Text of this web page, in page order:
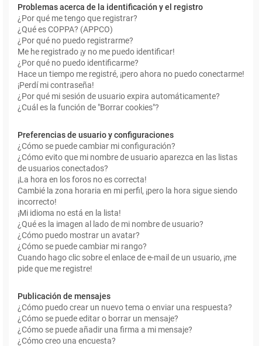
Problemas acerca de la identificación y el registro
¿Por qué me tengo que registrar?
¿Qué es COPPA? (APPCO)
¿Por qué no puedo registrarme?
Me he registrado ¡y no me puedo identificar!
¿Por qué no puedo identificarme?
Hace un tiempo me registré, ¡pero ahora no puedo conectarme!
¡Perdí mi contraseña!
¿Por qué mi sesión de usuario expira automáticamente?
¿Cuál es la función de "Borrar cookies"?
Preferencias de usuario y configuraciones
¿Cómo se puede cambiar mi configuración?
¿Cómo evito que mi nombre de usuario aparezca en las listas
de usuarios conectados?
¡La hora en los foros no es correcta!
Cambié la zona horaria en mi perfil, ¡pero la hora sigue siendo
incorrecto!
¡Mi idioma no está en la lista!
¿Qué es la imagen al lado de mi nombre de usuario?
¿Cómo puedo mostrar un avatar?
¿Cómo se puede cambiar mi rango?
Cuando hago clic sobre el enlace de e-mail de un usuario, ¡me
pide que me registre!
Publicación de mensajes
¿Cómo puedo crear un nuevo tema o enviar una respuesta?
¿Cómo se puede editar o borrar un mensaje?
¿Cómo se puede añadir una firma a mi mensaje?
¿Cómo creo una encuesta?